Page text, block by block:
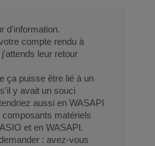
d'information.
compte rendu à
leur retour
ça puisse être lié à un
y avait un souci
aussi en WASAPI
matériels
et en WASAPI.
: avez-vous